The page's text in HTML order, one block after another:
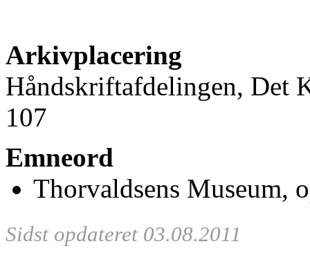
Arkivplacering
Håndskriftafdelingen, Det
107
Emneord
Thorvaldsens Museum,
Sidst opdateret 03.08.2011